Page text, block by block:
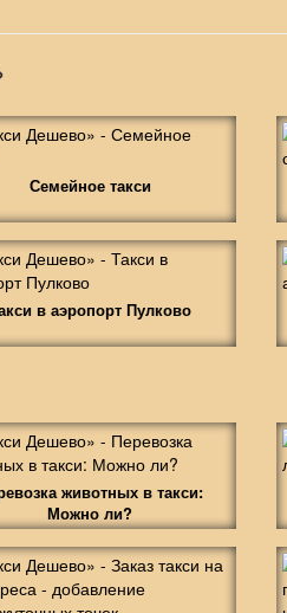
Семейное такси
в аэропорт Пулково
животных в такси:
Можно ли?